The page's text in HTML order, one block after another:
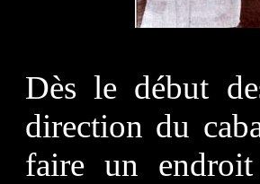
Dès le début
direction du
faire un